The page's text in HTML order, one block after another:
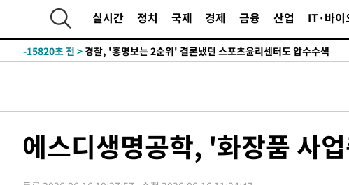
실시간 정치 국제 경제 금융 산업 IT·바이
-18342초 전 >
[속보] 뉴욕증시, 혼조 출발…나스닥 0.3%↓, 다우 0.14%↑
-17135초 전 >
-15820초 전 >경찰, '홍명보는 2순위' 결론냈던 스포츠윤리센터도 압수수색
6분 전 >[속보] SKT, 에이닷 서비스 장애 발생…"원인 파악 중"
26분 전 >'낮 최고 39도' 불볕더위…한밤 열대야도 계속[내일날씨]
에스디생명공학, '화장품 사